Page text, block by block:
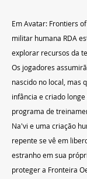
Em Avatar: Frontiers
militar humana RDA
explorar recursos da
Os jogadores
nascido no local, mas
infância e criado
programa de
Na'vi e uma criação
repente se vê em
estranho em sua
proteger a Fronteira